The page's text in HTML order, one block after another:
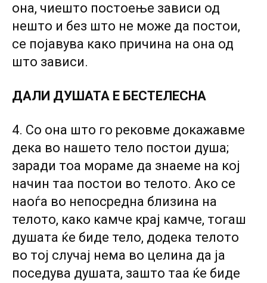
она, чиешто постоење зависи од
нешто и без што не може да постои,
се појавува како причина на она од
што зависи.
ДАЛИ ДУШАТА Е БЕСТЕЛЕСНА
4. Со она што го рековме докажавме
дека во нашето тело постои душа;
заради тоа мораме да знаеме на кој
начин таа постои во телото. Ако се
наоѓа во непосредна близина на
телото, како камче крај камче, тогаш
душата ќе биде тело, додека телото
во тој случај нема во целина да ја
поседува душата, зашто таа ќе биде